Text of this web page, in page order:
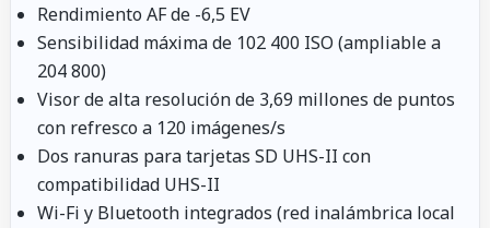
Rendimiento AF de -6,5 EV
Sensibilidad máxima de 102 400 ISO (ampliable a
204 800)
Visor de alta resolución de 3,69 millones de puntos
con refresco a 120 imágenes/s
Dos ranuras para tarjetas SD UHS-II con
compatibilidad UHS-II
Wi-Fi y Bluetooth integrados (red inalámbrica local